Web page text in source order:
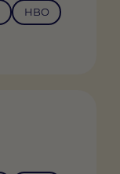
HBO